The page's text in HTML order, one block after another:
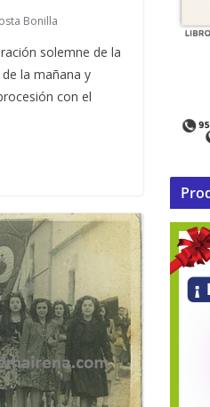
Bonilla
solemne de la
la mañana y
con el